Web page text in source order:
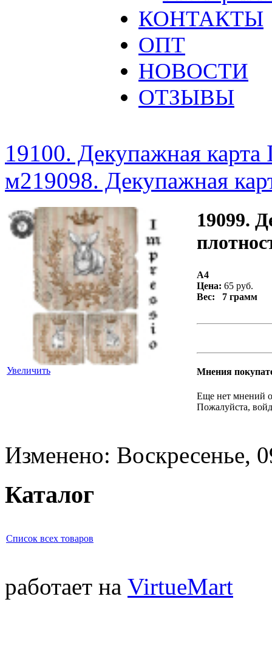
КОНТАКТЫ
ОПТ
НОВОСТИ
ОТЗЫВЫ
19100. Декупажная карта
м219098. Декупажная
Увеличить
19099.
A4
Цена: 65 руб.
Вес: 7 грамм
Мнения
Еще нет мнений
Пожалуйста,
Изменено: Воскресенье,
Каталог
Список всех товаров
работает на VirtueMart